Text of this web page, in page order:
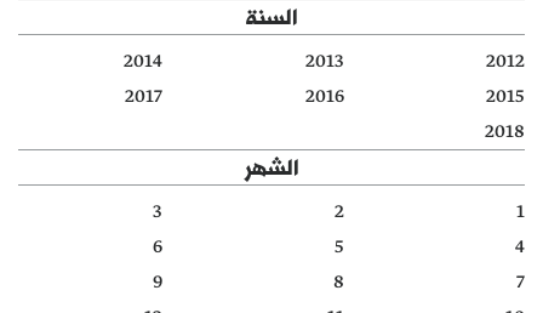
الرئيسية
مواضيع
دفاتر
السنة
2012
2013
2014
2015
2016
2017
2018
الشهر
1
2
3
4
5
6
7
8
9